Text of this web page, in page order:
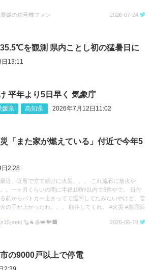
愛媛の信号機ファン 2026-07-24
を観測 県内ことし初の猛暑日に
13:11
平年より5日早く 気象庁
媛県 高知県 2026年7月12日11:02
「また家が燃えている」付近で今年5
日2:28
最近、近所で立て続けに火災。。。 これ流石に放火や
。一ヶ月くらいの間に半径100m以内で3件やで。 日付
前からパトカー止まってて巡回してたみたいやけど、普
の手が上がったわ。。。 勘弁してくれ。 #火災 #新居浜
s15-seki 🦫🐐🩸👑🐦‍⬛
2026-06-19
の9000戸以上で停電